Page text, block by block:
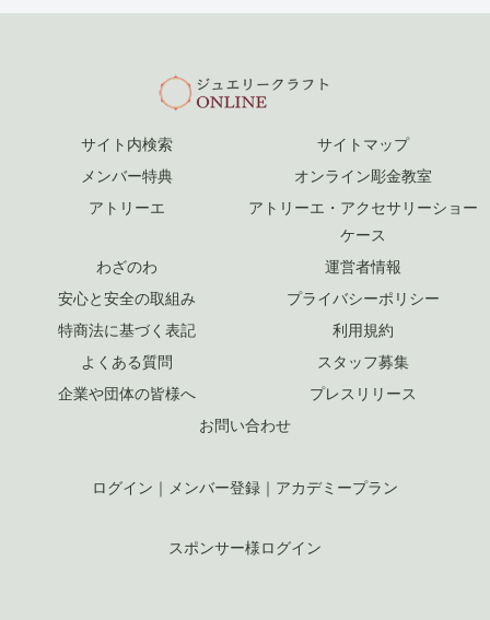
サイト内検索
サイトマップ
メンバー特典
オンライン彫金教室
アトリーエ
アトリーエ・アクセサリーショー
ケース
わざのわ
運営者情報
安心と安全の取組み
プライバシーポリシー
特商法に基づく表記
利用規約
よくある質問
スタッフ募集
企業や団体の皆様へ
プレスリリース
お問い合わせ
ログイン ｜ メンバー登録 ｜ アカデミープラン
スポンサー様ログイン